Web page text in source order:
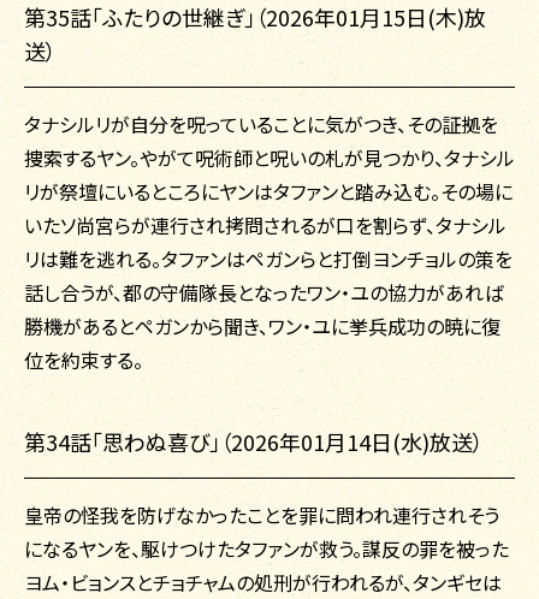
第35話「ふたりの世継ぎ」（2026年01月15日(木)放
送）
タナシルリが自分を呪っていることに気がつき、その証拠を
捜索するヤン。やがて呪術師と呪いの札が見つかり、タナシル
リが祭壇にいるところにヤンはタファンと踏み込む。その場に
いたソ尚宮らが連行され拷問されるが口を割らず、タナシル
リは難を逃れる。タファンはペガンらと打倒ヨンチョルの策を
話し合うが、都の守備隊長となったワン・ユの協力があれば
勝機があるとペガンから聞き、ワン・ユに挙兵成功の暁に復
位を約束する。
第34話「思わぬ喜び」（2026年01月14日(水)放送）
皇帝の怪我を防げなかったことを罪に問われ連行されそう
になるヤンを、駆けつけたタファンが救う。謀反の罪を被った
ヨム・ビョンスとチョチャムの処刑が行われるが、タンギセは